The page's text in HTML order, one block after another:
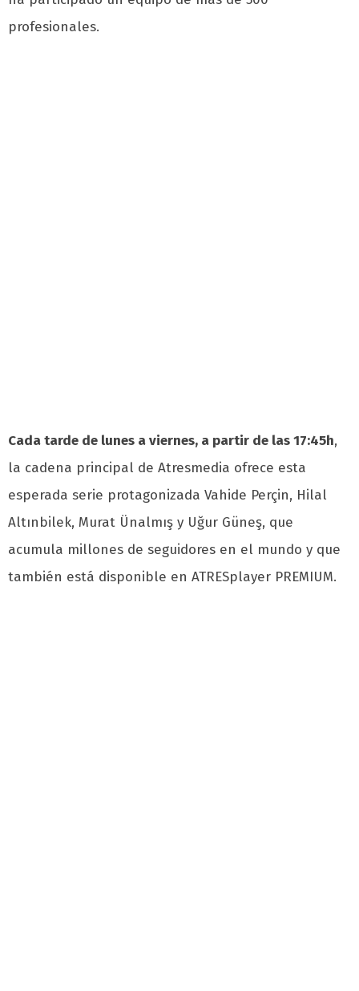
profesionales.
Cada tarde de lunes a viernes, a partir de las 17:45h,
la cadena principal de Atresmedia ofrece esta
esperada serie protagonizada Vahide Perçin, Hilal
Altınbilek, Murat Ünalmış y Uğur Güneş, que
acumula millones de seguidores en el mundo y que
también está disponible en ATRESplayer PREMIUM.